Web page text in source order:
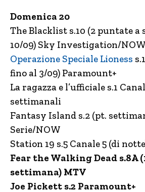
Domenica 20
The Blacklist s.10 (2 puntate
10/09) Sky Investigation/NOW
Operazione Speciale Lioness
fino al 3/09) Paramount+
La ragazza e l’ufficiale s.1
settimanali
Fantasy Island s.2 (pt.
Serie/NOW
Station 19 s.5 Canale 5 (di
Fear the Walking Dead s.8A
settimana) MTV
Joe Pickett s.2 Paramount+